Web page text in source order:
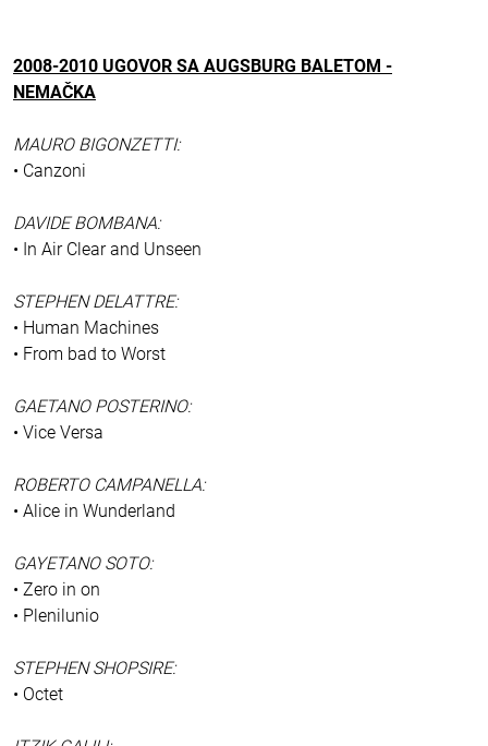
2008-2010 UGOVOR SA AUGSBURG BALETOM -
NEMAČKA
MAURO BIGONZETTI:
• Canzoni
DAVIDE BOMBANA:
• In Air Clear and Unseen
STEPHEN DELATTRE:
• Human Machines
• From bad to Worst
GAETANO POSTERINO:
• Vice Versa
ROBERTO CAMPANELLA:
• Alice in Wunderland
GAYETANO SOTO:
• Zero in on
• Plenilunio
STEPHEN SHOPSIRE:
• Octet